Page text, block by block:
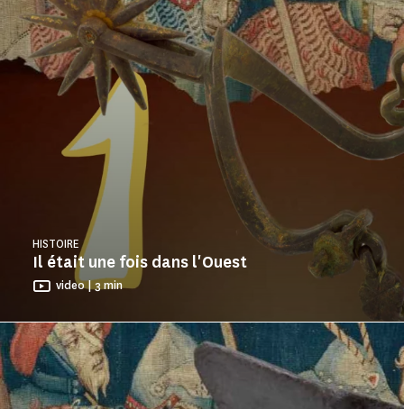
Il était une fois dans l'Ouest
HISTOIRE
video | 3 min